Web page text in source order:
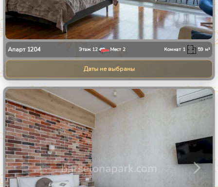
Апарт 1204 Этаж 12 Мест 2 Комнат 1 59 м²
Даты не выбраны
1/24